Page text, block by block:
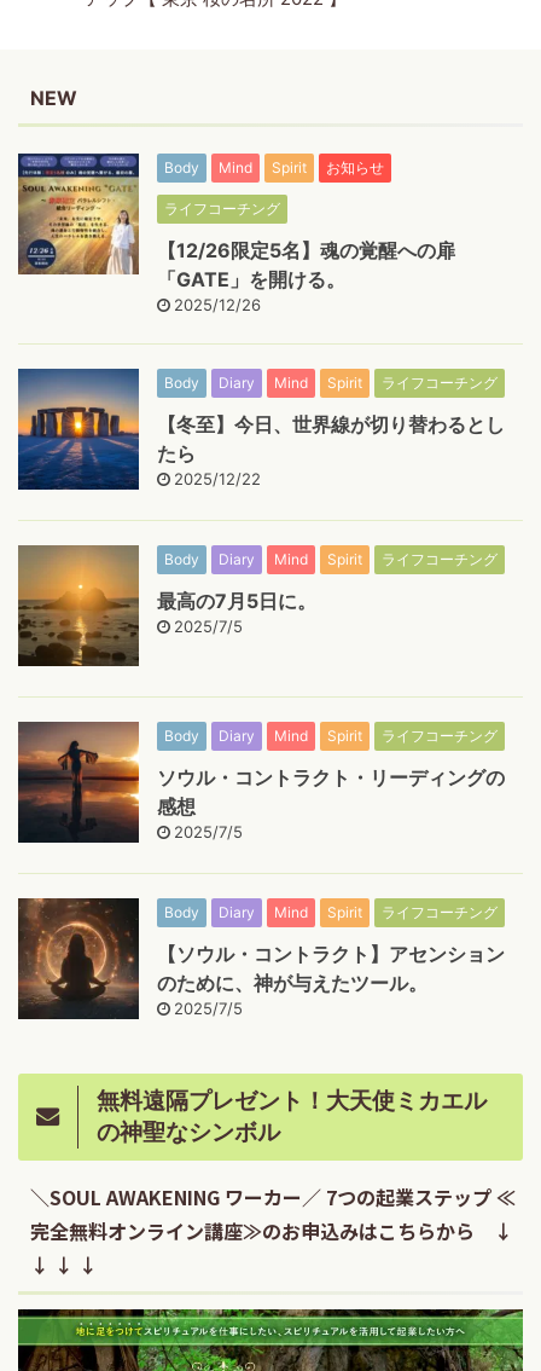
NEW
Body Mind Spirit お知らせ
ライフコーチング
【12/26限定5名】魂の覚醒への扉
「GATE」を開ける。
2025/12/26
Body Diary Mind Spirit ライフコーチング
【冬至】今日、世界線が切り替わるとし
たら
2025/12/22
Body Diary Mind Spirit ライフコーチング
最高の7月5日に。
2025/7/5
Body Diary Mind Spirit ライフコーチング
ソウル・コントラクト・リーディングの
感想
2025/7/5
Body Diary Mind Spirit ライフコーチング
【ソウル・コントラクト】アセンション
のために、神が与えたツール。
2025/7/5
無料遠隔プレゼント！大天使ミカエル
の神聖なシンボル
＼SOUL AWAKENING ワーカー／ 7つの起業ステップ ≪
完全無料オンライン講座≫のお申込みはこちらから ↓
↓ ↓ ↓